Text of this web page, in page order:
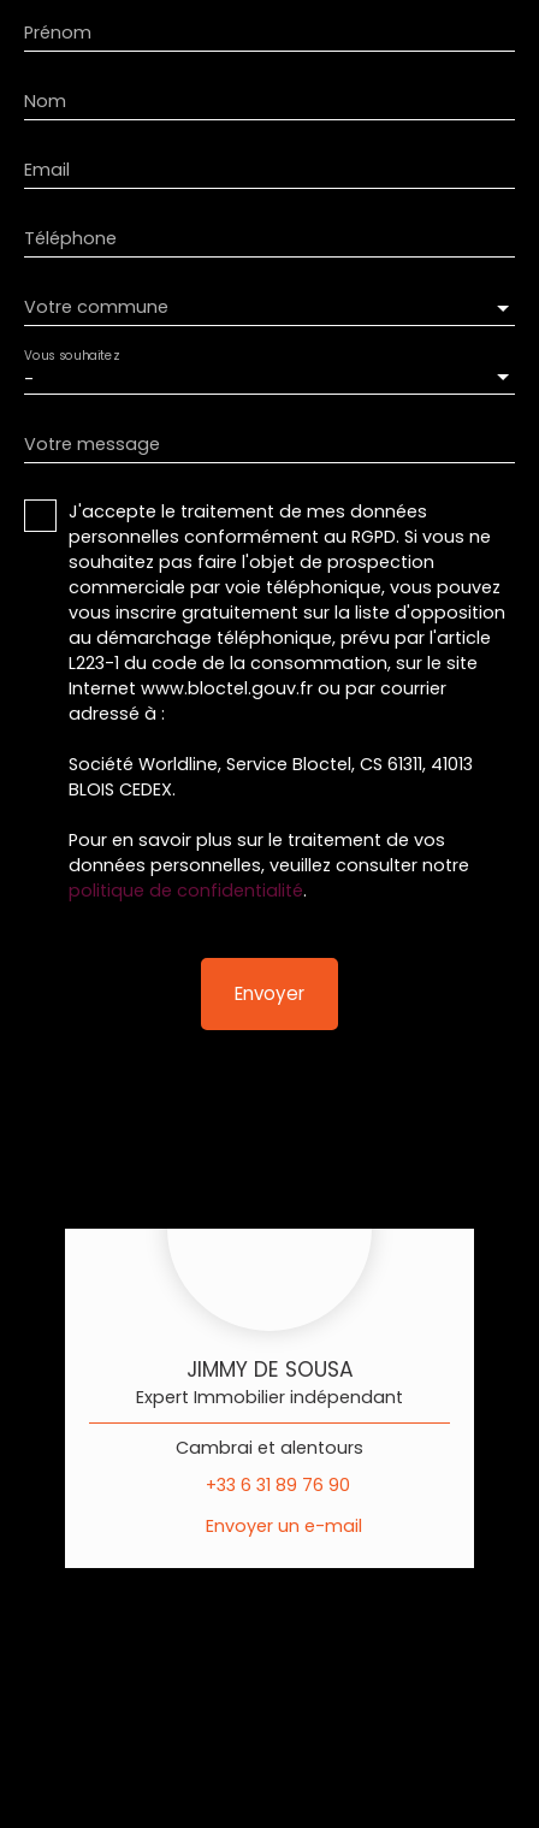
Prénom
Nom
Email
Téléphone
Votre commune
-
Vous souhaitez
Votre message
J'accepte le traitement de mes données
personnelles conformément au RGPD. Si vous ne
souhaitez pas faire l'objet de prospection
commerciale par voie téléphonique, vous pouvez
vous inscrire gratuitement sur la liste d'opposition
au démarchage téléphonique, prévu par l'article
L223-1 du code de la consommation, sur le site
Internet www.bloctel.gouv.fr ou par courrier
adressé à :
Société Worldline, Service Bloctel, CS 61311, 41013
BLOIS CEDEX.
Pour en savoir plus sur le traitement de vos
données personnelles, veuillez consulter notre
politique de confidentialité.
Envoyer
JIMMY DE SOUSA
Expert Immobilier indépendant
Cambrai et alentours
+33 6 31 89 76 90
Envoyer un e-mail